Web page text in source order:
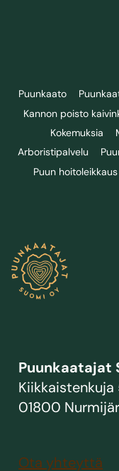
Puunkaato
Kannon poisto
Kokemuksia
Arboristipalvelu
Puun hoitoleikkaus
Puunkaatajat
Kiikkaistenkuja
01800
Ota yhteyttä